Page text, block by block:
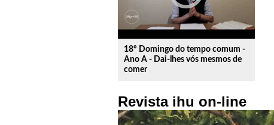
18º Domingo do tempo comum -
Ano A - Dai-lhes vós mesmos de
comer
Revista ihu on-line